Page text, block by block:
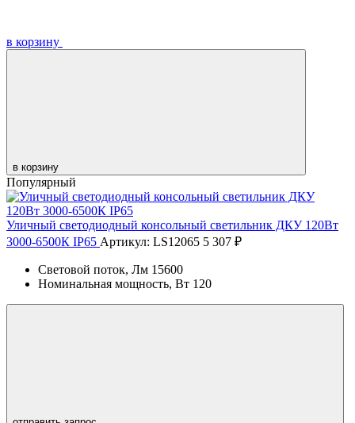
в корзину
в корзину
Популярный
Уличный светодиодный консольный светильник ДКУ 120Вт
3000-6500К IP65 Артикул: LS12065 5 307 ₽
Световой поток, Лм 15600
Номинальная мощность, Вт 120